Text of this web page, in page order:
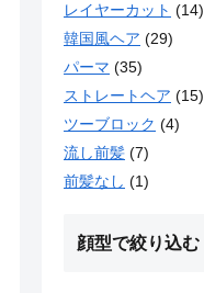
レイヤーカット (14)
韓国風ヘア (29)
パーマ (35)
ストレートヘア (15)
ツーブロック (4)
流し前髪 (7)
前髪なし (1)
顔型で絞り込む